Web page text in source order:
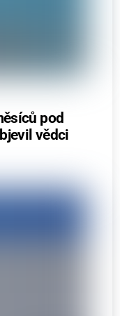
pod
vědci